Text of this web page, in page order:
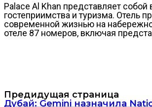
Palace Al Khan представляет
гостеприимства и туризма.
современной жизнью на
отеле 87 номеров, включая
Предидущая страница
Дубай: Gemini назначила